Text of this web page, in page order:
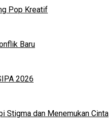
Pop Kreatif
Baru
2026
Stigma dan Menemukan Cinta